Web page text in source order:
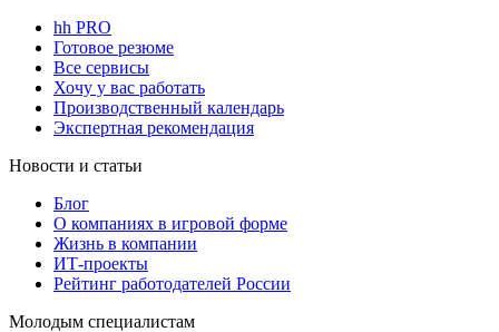
hh PRO
Готовое резюме
Все сервисы
Хочу у вас работать
Производственный календарь
Экспертная рекомендация
Новости и статьи
Блог
О компаниях в игровой форме
Жизнь в компании
ИТ-проекты
Рейтинг работодателей России
Молодым специалистам